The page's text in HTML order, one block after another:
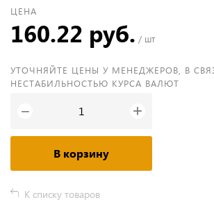
ЦЕНА
160.22 руб. / шт
УТОЧНЯЙТЕ ЦЕНЫ У МЕНЕДЖЕРОВ, В
НЕСТАБИЛЬНОСТЬЮ КУРСА ВАЛЮТ
− +
В корзину
К списку товаров